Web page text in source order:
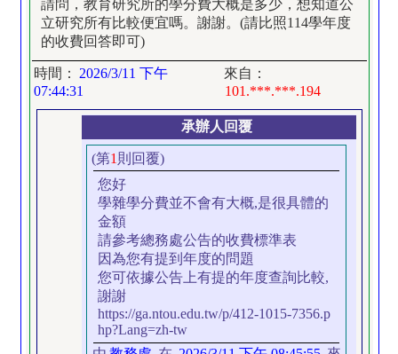
請問，教育研究所的學分費大概是多少，想知道公
立研究所有比較便宜嗎。謝謝。(請比照114學年度
的收費回答即可)
時間：
2026/3/11 下午
07:44:31
來自：
101.***.***.194
承辦人回覆
(第1 則回覆)
您好
學雜學分費並不會有大概,是很具體的
金額
請參考總務處公告的收費標準表
因為您有提到年度的問題
您可依據公告上有提的年度查詢比較,
謝謝
https://ga.ntou.edu.tw/p/412-1015-7356.p
hp?Lang=zh-tw